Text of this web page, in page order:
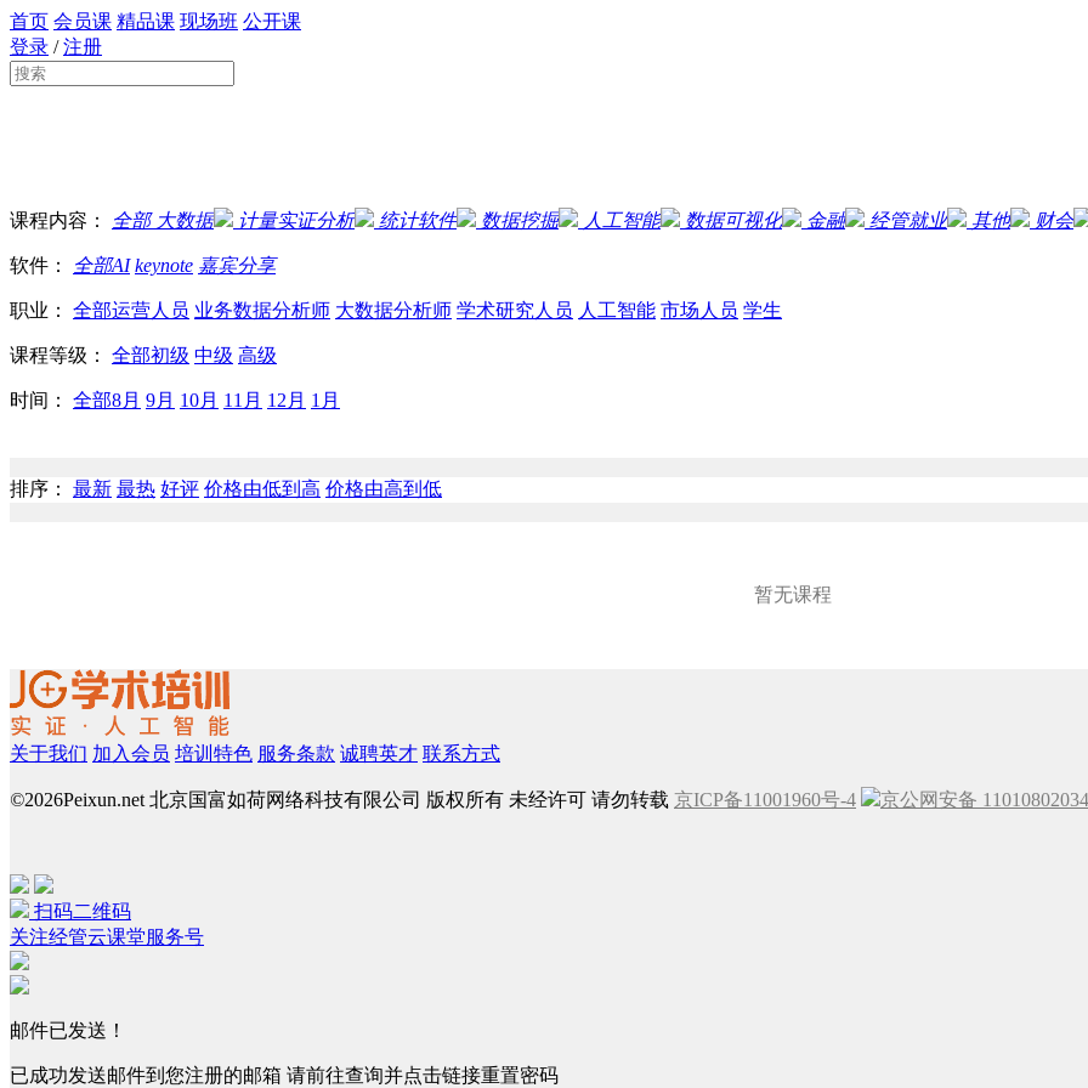
首页 会员课 精品课 现场班 公开课
登录 /注册
课程内容： 全部大数据 计量实证分析 统计软件 数据挖掘 人工智能 数据可视化 金融 经管就业 其他 财会
软件： 全部AI keynote 嘉宾分享
职业： 全部运营人员 业务数据分析师 大数据分析师 学术研究人员 人工智能 市场人员 学生
课程等级： 全部初级 中级 高级
时间： 全部8月 9月 10月 11月 12月 1月
排序： 最新 最热 好评 价格由低到高 价格由高到低
暂无课程
关于我们 加入会员 培训特色 服务条款 诚聘英才 联系方式
©2026Peixun.net 北京国富如荷网络科技有限公司 版权所有 未经许可 请勿转载 京ICP备11001960号-4 京公网安备
扫码二维码
关注经管云课堂服务号
邮件已发送！
已成功发送邮件到您注册的邮箱 请前往查询并点击链接重置密码